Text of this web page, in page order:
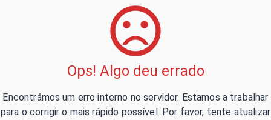
Ops! Algo deu errado
Encontrámos um erro interno no servidor. Estamos a trabalhar
para o corrigir o mais rápido possível. Por favor, tente atualizar